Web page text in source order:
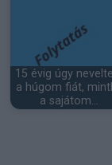
15 évig úgy
a húgom fiát,
a sajátom…